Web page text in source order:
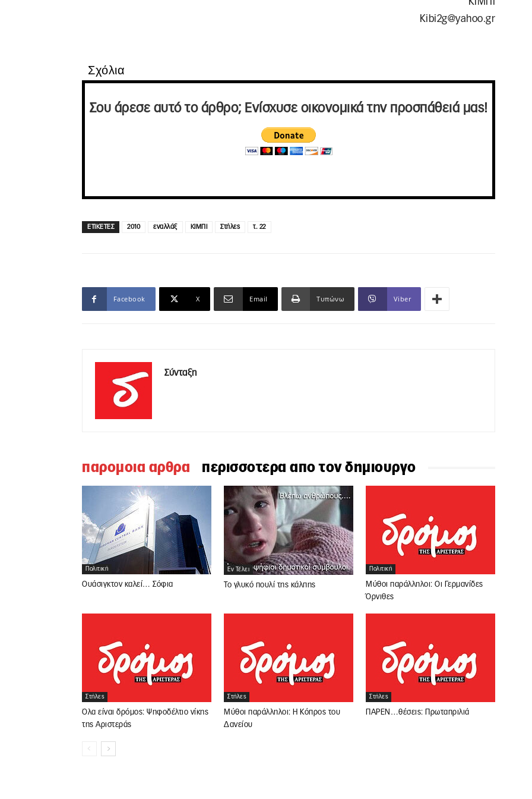
Kibi2g@yahoo.gr
Σχόλια
Σου άρεσε αυτό το άρθρο; Ενίσχυσε οικονομικά την προσπάθειά μας!
ΕΤΙΚΕΤΕΣ 2010 εναλλάξ ΚΙΜΠΙ Στήλες τ. 22
Facebook X Email Τυπώνω Viber
Σύνταξη
παρομοια αρθρα περισσοτερα απο τον δημιουργο
Πολιτική
Ουάσιγκτον καλεί… Σόφια
Εν Τέλει
Το γλυκό πουλί της κάλπης
Πολιτική
Μύθοι παράλληλοι: Οι Γερμανίδες
Όρνιθες
Στήλες
Όλα είναι δρόμος: Ψηφοδέλτιο νίκης
της Αριστεράς
Στήλες
Μύθοι παράλληλοι: Η Κόπρος του
Δανείου
Στήλες
ΠΑΡΕΝ…θέσεις: Πρωταπριλιά